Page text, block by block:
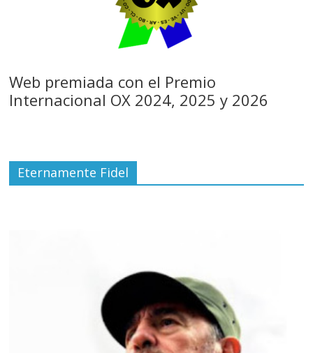
Web premiada con el Premio
Internacional OX 2024, 2025 y 2026
Eternamente Fidel